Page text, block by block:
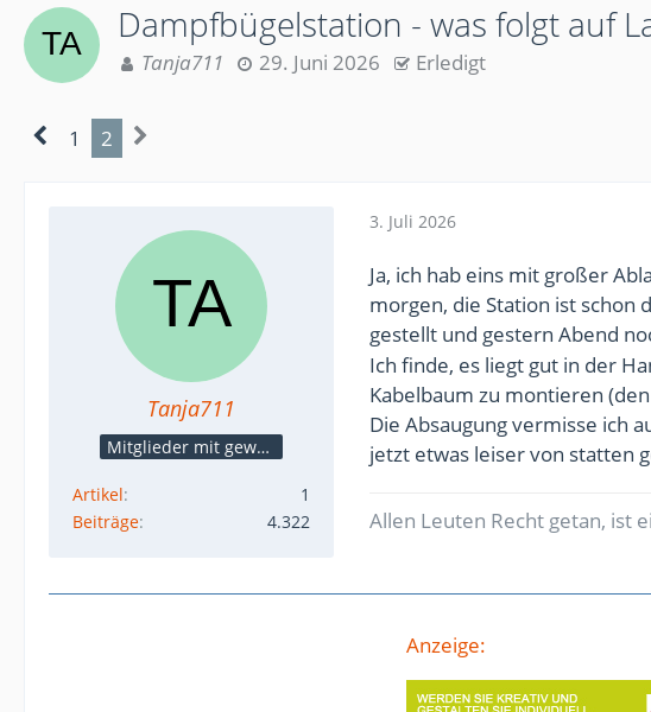
Dampfbügelstation - was folgt auf
Tanja711 29. Juni 2026 Erledigt
1 2
Tanja711
Mitglieder mit gewerblicher Verbindung, auch als Mitarbeiter/in
Artikel
1
Beiträge
4.322
3. Juli 2026
Ja, ich hab eins mit großer
morgen, die Station ist schon
gestellt und gestern Abend
Ich finde, es liegt gut in der
Kabelbaum zu montieren
Die Absaugung vermisse ich
jetzt etwas leiser von statten
Allen Leuten Recht getan, ist
Anzeige: